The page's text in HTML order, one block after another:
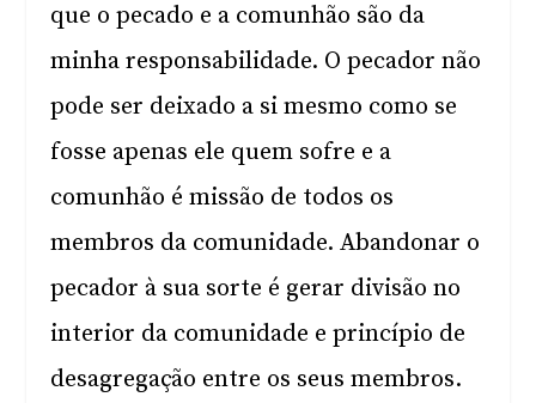
que o pecado e a comunhão são da
minha responsabilidade. O pecador não
pode ser deixado a si mesmo como se
fosse apenas ele quem sofre e a
comunhão é missão de todos os
membros da comunidade. Abandonar o
pecador à sua sorte é gerar divisão no
interior da comunidade e princípio de
desagregação entre os seus membros.